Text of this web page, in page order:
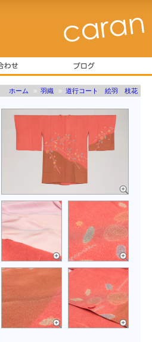
ホーム » 羽織 » 道行コート 絵羽 枝花